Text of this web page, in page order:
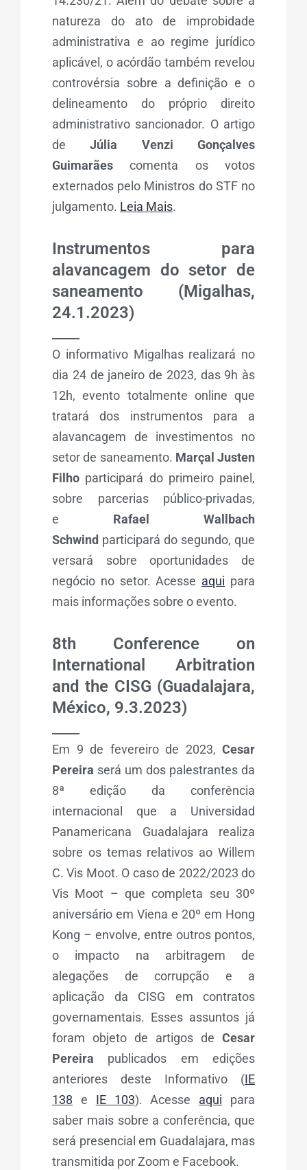
natureza do ato de improbidade
administrativa e ao regime jurídico
aplicável, o acórdão também revelou
controvérsia sobre a definição e o
delineamento do próprio direito
administrativo sancionador. O artigo
deJúlia Venzi Gonçalves
Guimarães comenta os votos
externados pelo Ministros do STF no
julgamento. Leia Mais.
Instrumentos para
alavancagem do setor de
saneamento (Migalhas,
24.1.2023)
O informativo Migalhas realizará no
dia 24 de janeiro de 2023, das 9h às
12h, evento totalmente online que
tratará dos instrumentos para a
alavancagem de investimentos no
setor de saneamento. Marçal Justen
Filho participará do primeiro painel,
sobre parcerias público-privadas,
e Rafael Wallbach
Schwind participará do segundo, que
versará sobre oportunidades de
negócio no setor. Acesse aqui para
mais informações sobre o evento.
8th Conference on
International Arbitration
and the CISG (Guadalajara,
México, 9.3.2023)
Em 9 de fevereiro de 2023, Cesar
Pereira será um dos palestrantes da
8ª edição da conferência
internacional que a Universidad
Panamericana Guadalajara realiza
sobre os temas relativos ao Willem
C. Vis Moot. O caso de 2022/2023 do
Vis Moot – que completa seu 30º
aniversário em Viena e 20º em Hong
Kong – envolve, entre outros pontos,
o impacto na arbitragem de
alegações de corrupção e a
aplicação da CISG em contratos
governamentais. Esses assuntos já
foram objeto de artigos de Cesar
Pereira publicados em edições
anteriores deste Informativo (IE
138 e IE 103). Acesse aqui para
saber mais sobre a conferência, que
será presencial em Guadalajara, mas
transmitida por Zoom e Facebook.